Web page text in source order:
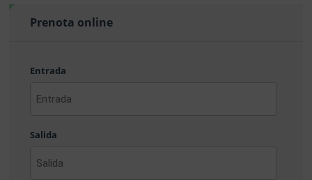
Prenota online
Entrada
MM
Salida